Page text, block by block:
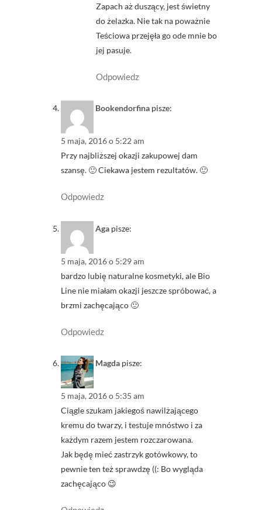
Zapach aż duszący, jest świetny
do żelazka. Nie tak na poważnie
Teściowa przejęła go ode mnie bo
jej pasuje.
Odpowiedz
Bookendorfina pisze:
5 maja, 2016 o 5:22 am
Przy najbliższej okazji zakupowej dam
szansę. 🙂 Ciekawa jestem rezultatów. 🙂
Odpowiedz
Aga pisze:
5 maja, 2016 o 5:29 am
bardzo lubię naturalne kosmetyki, ale Bio
Line nie miałam okazji jeszcze spróbować, a
brzmi zachęcająco 🙂
Odpowiedz
Magda pisze:
5 maja, 2016 o 5:35 am
Ciągle szukam jakiegoś nawilżającego
kremu do twarzy, i testuje mnóstwo i za
każdym razem jestem rozczarowana.
Jak będę mieć zastrzyk gotówkowy, to
pewnie ten też sprawdzę ((: Bo wygląda
zachęcająco 😉